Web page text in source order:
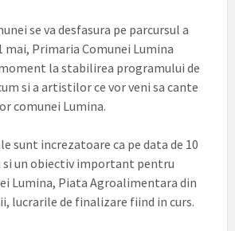
se va desfasura pe parcursul a
mai, Primaria Comunei Lumina
la stabilirea programului de
si a artistilor ce vor veni sa cante
comunei Lumina.
sunt increzatoare ca pe data de 10
si un obiectiv important pentru
Lumina, Piata Agroalimentara din
lucrarile de finalizare fiind in curs.